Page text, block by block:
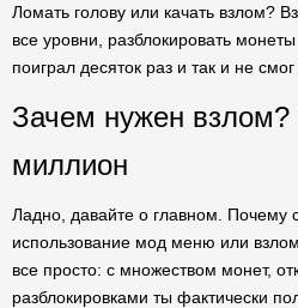
Ломать голову или качать взлом?
все уровни, разблокировать
поиграл десяток раз и так и не
Зачем нужен взлом?
миллион
Ладно, давайте о главном. Почему
использование мод меню или
все просто: с множеством монет,
разблокировками ты фактически